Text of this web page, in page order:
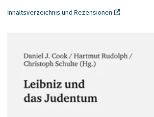
Inhaltsverzeichnis und Rezensionen